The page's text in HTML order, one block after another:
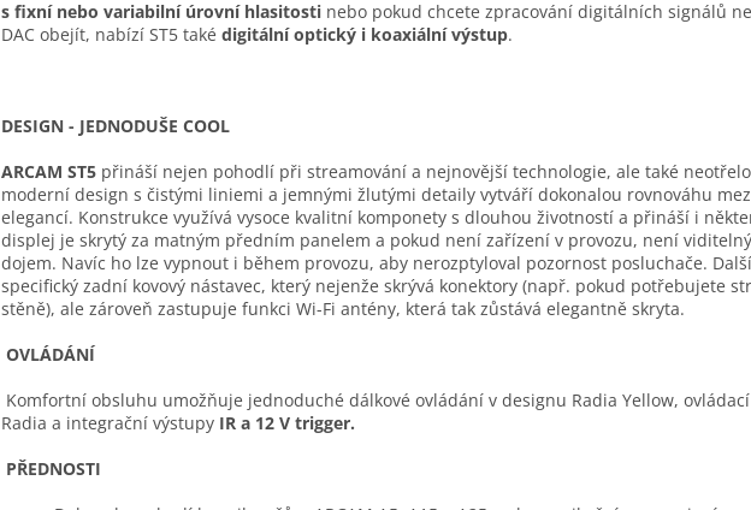
s fixní nebo variabilní úrovní hlasitosti nebo pokud chcete zpracování digitálních signálů
DAC obejít, nabízí ST5 také digitální optický i koaxiální výstup.
DESIGN - JEDNODUŠE COOL
ARCAM ST5 přináší nejen pohodlí při streamování a nejnovější technologie, ale také
moderní design s čistými liniemi a jemnými žlutými detaily vytváří dokonalou rovnováhu
elegancí. Konstrukce využívá vysoce kvalitní komponety s dlouhou životností a přináší i
displej je skrytý za matným předním panelem a pokud není zařízení v provozu, není
dojem. Navíc ho lze vypnout i během provozu, aby nerozptyloval pozornost posluchače.
specifický zadní kovový nástavec, který nejenže skrývá konektory (např. pokud potřebujete
stěně), ale zároveň zastupuje funkci Wi-Fi antény, která tak zůstává elegantně skryta.
OVLÁDÁNÍ
Komfortní obsluhu umožňuje jednoduché dálkové ovládání v designu Radia Yellow, ovládací
Radia a integrační výstupy IR a 12 V trigger.
PŘEDNOSTI